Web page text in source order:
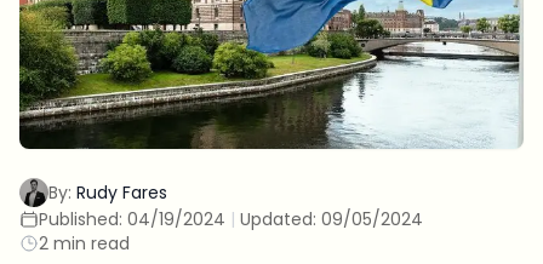
By: Rudy Fares
Published: 04/19/2024 | Updated: 09/05/2024
2 min read